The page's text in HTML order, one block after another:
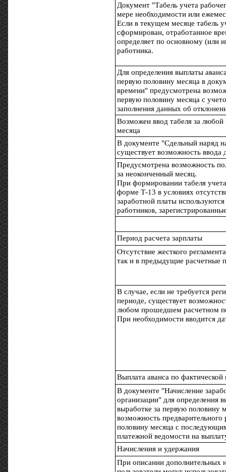
Документ "Табель учета
мере необходимости или
Если в текущем месяце табель
сформирован, отработанное
определяет по основному (или
работника.
Для определения выплаты
первую половину месяца в
времени" предусмотрена
первую половину месяца с
заполнения данных об
Возможен ввод табеля за любой
месяца
В документе "Сдельный наряд
существует возможность ввода
Предусмотрена возможность
за неоконченный месяц.
При формировании табеля
форме Т-13 в условиях
заработной платы
работников,
Период расчета зарплаты
Отсутствие жесткого
так и в предыдущие расчетные
В случае, если не требуется
периоде, существует
любом прошедшем расчетном
При необходимости вводится
Выплата аванса по
В документе "Начисление
организации" для определения
выработке за первую половину
возможность предварительного
половину месяца с
платежной ведомости на
Начисления и удержания
При описании дополнительных